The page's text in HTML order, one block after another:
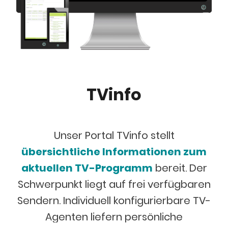
TVinfo
Unser Portal TVinfo stellt
übersichtliche Informationen zum
aktuellen TV-Programm bereit. Der
Schwerpunkt liegt auf frei verfügbaren
Sendern. Individuell konfigurierbare TV-
Agenten liefern persönliche